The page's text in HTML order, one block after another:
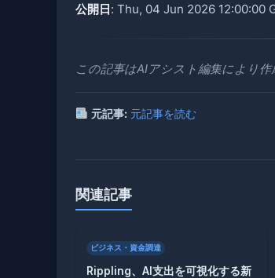
公開日: Thu, 04 Jun 2026 12:00:00
この記事はAIアシスト編集により作
元記事: 元記事を読む
関連記事
ビジネス・資金調達
Rippling、AI支出を可視化する新